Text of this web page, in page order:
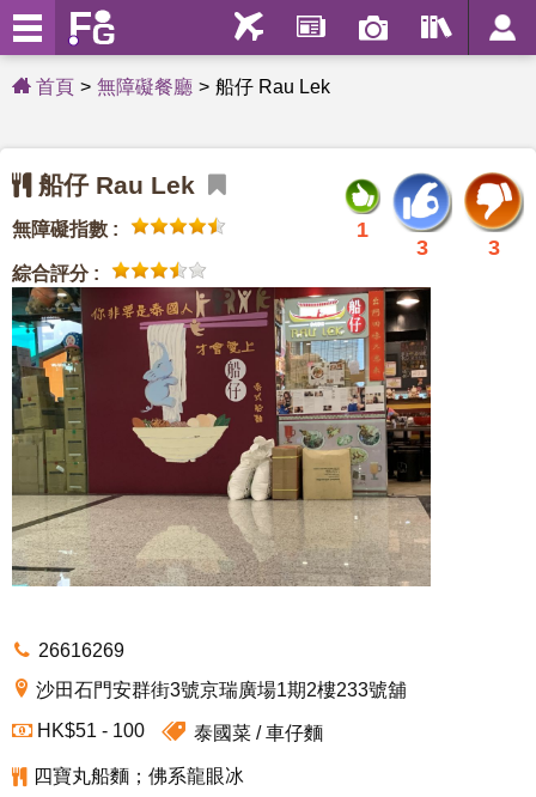
首頁 無障礙餐廳 船仔 Rau Lek
3
3
1
船仔 Rau Lek
無障礙指數 :
綜合評分 :
26616269
沙田石門安群街3號京瑞廣場1期2樓233號舖
HK$51 - 100
泰國菜 車仔麵
四寶丸船麵；佛系龍眼冰